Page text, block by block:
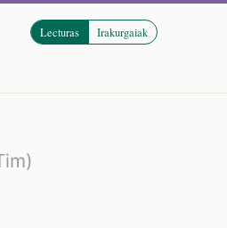
Lecturas Irakurgaiak